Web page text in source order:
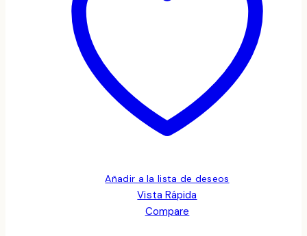
Añadir a la lista de deseos
Vista Rápida
Compare